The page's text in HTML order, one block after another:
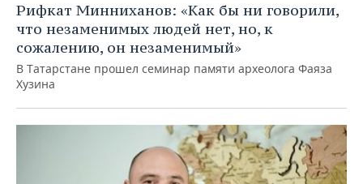
Рифкат Минниханов: «Как бы ни говорили,
что незаменимых людей нет, но, к
сожалению, он незаменимый»
В Татарстане прошел семинар памяти археолога Фаяза
Хузина